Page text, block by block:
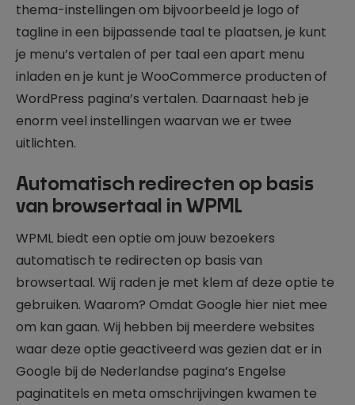
thema-instellingen om bijvoorbeeld je logo of
tagline in een bijpassende taal te plaatsen, je kunt
je menu’s vertalen of per taal een apart menu
inladen en je kunt je WooCommerce producten of
WordPress pagina’s vertalen. Daarnaast heb je
enorm veel instellingen waarvan we er twee
uitlichten.
Automatisch redirecten op basis
van browsertaal in WPML
WPML biedt een optie om jouw bezoekers
automatisch te redirecten op basis van
browsertaal. Wij raden je met klem af deze optie te
gebruiken. Waarom? Omdat Google hier niet mee
om kan gaan. Wij hebben bij meerdere websites
waar deze optie geactiveerd was gezien dat er in
Google bij de Nederlandse pagina’s Engelse
paginatitels en meta omschrijvingen kwamen te